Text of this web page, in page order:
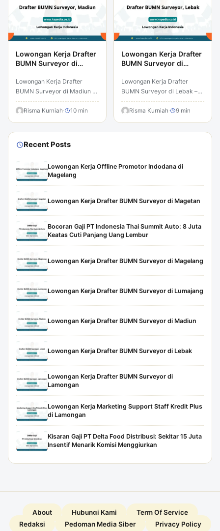
Lowongan Kerja Drafter
BUMN Surveyor di
Lowongan Kerja Drafter
BUMN Surveyor di Madiun –
Temukan peluang karir
menarik yang dapat
mengubah masa depan
Anda. Lowongan kerja…
Risma Kurniah· 10 min
Lowongan Kerja Drafter
BUMN Surveyor di
Lowongan Kerja Drafter
BUMN Surveyor di Lebak –
Temukan peluang karir
menarik yang dapat
mengubah masa depan
Anda. Lowongan kerja…
Risma Kurniah· 9 min
Recent Posts
Lowongan Kerja Offline Promotor Indodana di
Magelang
Lowongan Kerja Drafter BUMN Surveyor di Magetan
Bocoran Gaji PT Indonesia Thai Summit Auto: 8 Juta
Keatas Cuti Panjang Uang Lembur
Lowongan Kerja Drafter BUMN Surveyor di Magelang
Lowongan Kerja Drafter BUMN Surveyor di Lumajang
Lowongan Kerja Drafter BUMN Surveyor di Madiun
Lowongan Kerja Drafter BUMN Surveyor di Lebak
Lowongan Kerja Drafter BUMN Surveyor di
Lamongan
Lowongan Kerja Marketing Support Staff Kredit Plus
di Lamongan
Kisaran Gaji PT Delta Food Distribusi: Sekitar 15 Juta
Insentif Menarik Komisi Menggiurkan
About Hubungi Kami
Term Of Service
Redaksi
Pedoman Media Siber Privacy Policy